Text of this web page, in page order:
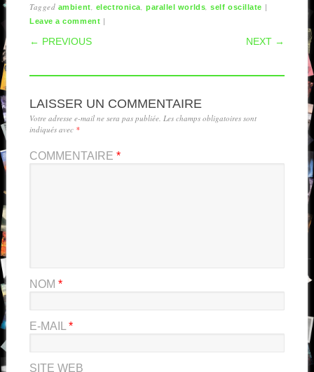
Tagged ambient electronica parallel worlds ,self oscillate |
Leave a comment |
POST NAVIGATION
← PREVIOUS NEXT →
LAISSER UN COMMENTAIRE
Votre adresse e-mail ne sera pas publiée. Les champs obligatoires sont
indiqués avec *
COMMENTAIRE *
NOM *
E-MAIL *
SITE WEB